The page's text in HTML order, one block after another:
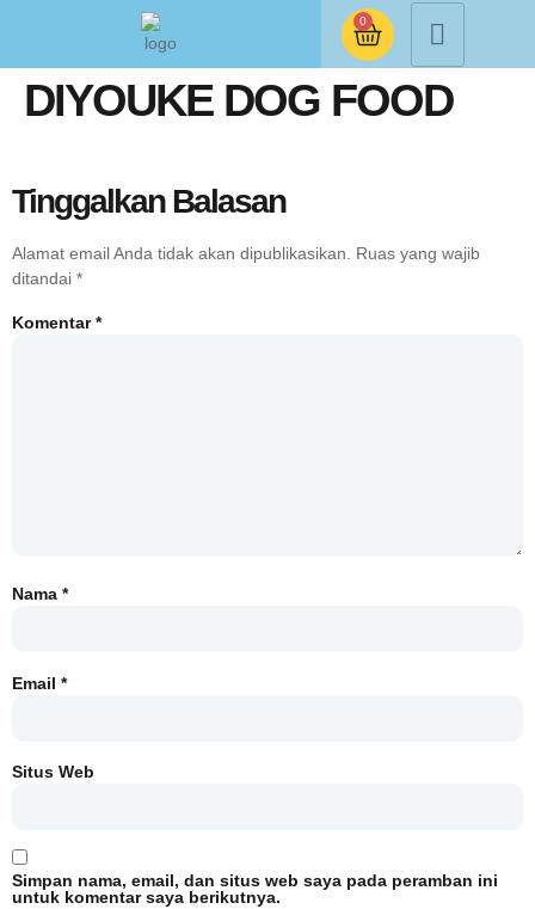
0
DIYOUKE DOG FOOD
Tinggalkan Balasan
Alamat email Anda tidak akan dipublikasikan. Ruas yang wajib
ditandai *
Komentar*
Nama *
Email *
Situs Web
Simpan nama, email, dan situs web saya pada peramban ini
untuk komentar saya berikutnya.